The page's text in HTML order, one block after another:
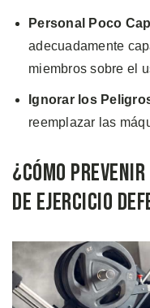
Personal Poco
adecuadamente
miembros sobre el
Ignorar los
reemplazar las
¿Cómo
de Ejercicio